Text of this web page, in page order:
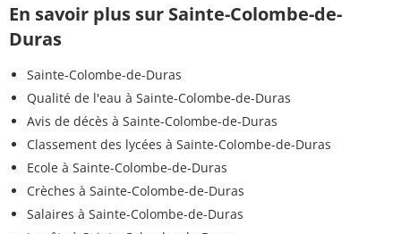
En savoir plus sur Sainte-Colombe-de-
Duras
Sainte-Colombe-de-Duras
Qualité de l'eau à Sainte-Colombe-de-Duras
Avis de décès à Sainte-Colombe-de-Duras
Classement des lycées à Sainte-Colombe-de-Duras
Ecole à Sainte-Colombe-de-Duras
Crèches à Sainte-Colombe-de-Duras
Salaires à Sainte-Colombe-de-Duras